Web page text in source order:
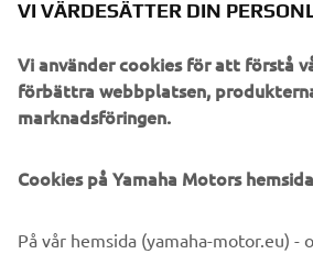
GT+
The first thing that struck me during
to Elba Island was the smell. As soon
ferry in Portoferraio, the air—salty,
having ridden a single corner yet, I
in the journey.
VI VÄRDESÄTTER DIN
Vi använder cookies för att förstå
förbättra webbplatsen,
marknadsföringen.
Cookies på Yamaha Motors hemsida
På vår hemsida (yamaha-motor.eu) -